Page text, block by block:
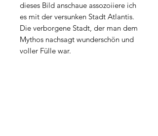
dieses Bild anschaue assozoiiere ich
es mit der versunken Stadt Atlantis.
Die verborgene Stadt, der man dem
Mythos nachsagt wunderschön und
voller Fülle war.